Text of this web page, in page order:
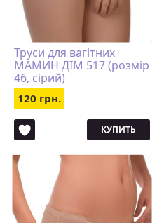
Труси для вагітних
МАМИН ДІМ 517 (розмір
46, сірий)
120 грн.
КУПИТЬ